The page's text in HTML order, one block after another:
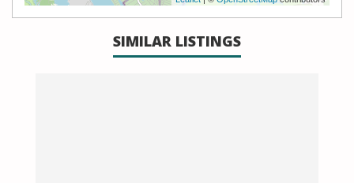
SIMILAR LISTINGS